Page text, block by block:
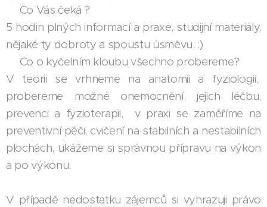
🐾Co Vás čeká ?
5 hodin plných informací a praxe, studijní materiály,
nějaké ty dobroty a spoustu úsměvu. :)
🐾Co o kyčelním kloubu všechno probereme?
V teorii se vrhneme na anatomii a fyziologii,
probereme možné onemocnění, jejich léčbu,
prevenci a fyzioterapii, v praxi se zaměříme na
preventivní péči, cvičení na stabilních a nestabilních
plochách, ukážeme si správnou přípravu na výkon
a po výkonu.
V případě nedostatku zájemců si vyhrazuji právo